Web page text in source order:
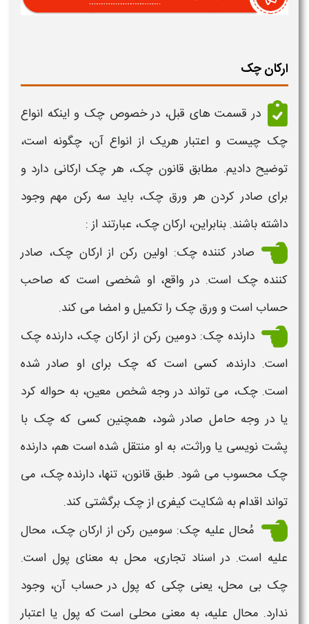
ارکان چک
در قسمت های قبل، در خصوص چک و اینکه انواع
چک چیستو اعتبارهریک از انواعآن، چگونه است،
توضیح دادیم. مطابق قانون چک، هر چک ارکانی دارد و
برای صادر کردن هر ورق چک، باید سه رکن مهم وجود
داشته باشند. بنابراین، ارکان چک، عبارتند از :
صادر کنندهچک: اولین رکن ازارکان چک، صادر
کننده چک است. در واقع، او شخصی است که صاحب
حساب است و ورق چک را تکمیل و امضا می کند.
دارنده چک: دومین رکن ازارکان چک، دارنده چک
است. دارنده، کسی است که چک برای او صادر شده
است.چک، می تواند در وجه شخص معین، به حواله کرد
یا در وجه حامل صادر شود، همچنین کسی کهچک با
پشت نویسی یا وراثت، به او منتقل شده است هم، دارنده
چک محسوب می شود. طبق قانون، تنها، دارندهچک، می
تواند اقدام به شکایت کیفری ازچک برگشتی کند.
مُحال علیه چک: سومین رکن از ارکان چک، محال
علیه است. در اسناد تجاری، محل به معنای پول است.
چک بی محل، یعنیچکی که پول در حساب آن، وجود
ندارد. محال علیه، به معنی محلی است که پول یا اعتبار